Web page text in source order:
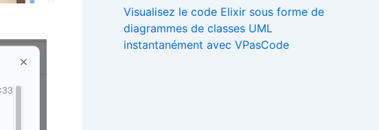
Visualisez le code Elixir sous forme de
diagrammes de classes UML
instantanément avec VPasCode